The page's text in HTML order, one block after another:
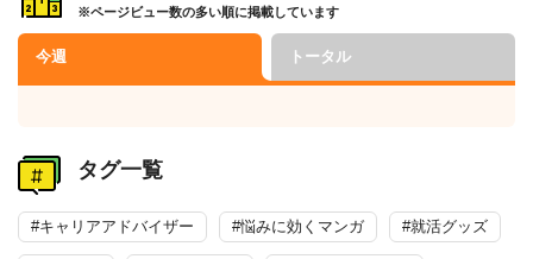
※ページビュー数の多い順に掲載しています
今週 トータル
タグ一覧
#キャリアアドバイザー #悩みに効くマンガ #就活グッズ